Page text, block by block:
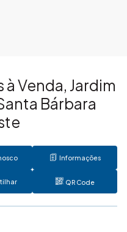
Venda, Jardim
Bárbara
Informações
QR Code